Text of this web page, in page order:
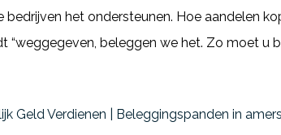
bedrijven het ondersteunen. Hoe aandelen
“weggegeven, beleggen we het. Zo moet u
Geld Verdienen | Beleggingspanden in